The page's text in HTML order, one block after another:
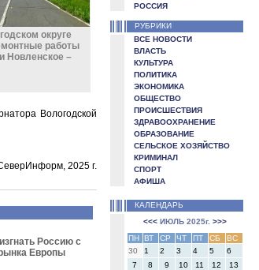
округе
работы
Новленское –
Вологодской
2025 г.
Россию с
Европы
РОССИЯ
РУБРИКИ
ВСЕ НОВОСТИ
ВЛАСТЬ
КУЛЬТУРА
ПОЛИТИКА
ЭКОНОМИКА
ОБЩЕСТВО
ПРОИСШЕСТВИЯ
ЗДРАВООХРАНЕНИЕ
ОБРАЗОВАНИЕ
СЕЛЬСКОЕ ХОЗЯЙСТВО
КРИМИНАЛ
СПОРТ
АФИША
КАЛЕНДАРЬ
<<<ИЮЛЬ 2025г. >>>
ПН
ВТ СР ЧТ ПТ СБ
ВС
30
1 2 3 4 5
6
7
8 9 10 11 12
13